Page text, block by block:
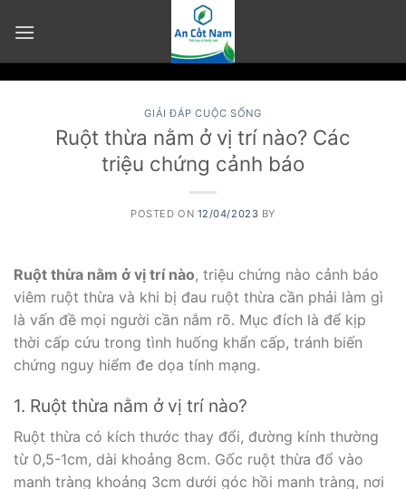
GIẢI ĐÁP CUỘC SỐNG
Ruột thừa nằm ở vị trí nào? Các
triệu chứng cảnh báo
POSTED ON 12/04/2023 BY
Ruột thừa nằm ở vị trí nào, triệu chứng nào cảnh báo
viêm ruột thừa và khi bị đau ruột thừa cần phải làm gì
là vấn đề mọi người cần nắm rõ. Mục đích là để kịp
thời cấp cứu trong tình huống khẩn cấp, tránh biến
chứng nguy hiểm đe dọa tính mạng.
1. Ruột thừa nằm ở vị trí nào?
Ruột thừa có kích thước thay đổi, đường kính thường
từ 0,5-1cm, dài khoảng 8cm. Gốc ruột thừa đổ vào
manh tràng khoảng 3cm dưới góc hồi manh tràng, nơi